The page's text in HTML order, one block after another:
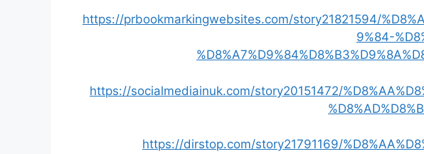
https://prbookmarkingwebsites.com/story21821594/
9%84-
https://socialmediainuk.com/story20151472/
https://dirstop.com/story21791169/